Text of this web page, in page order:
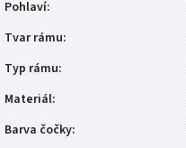
Pohlaví:
Tvar rámu:
Typ rámu:
Materiál:
Barva čočky: